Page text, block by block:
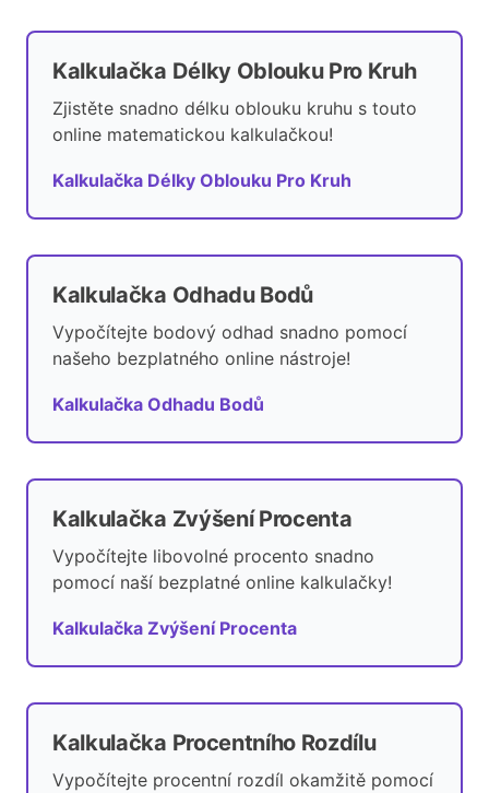
Kalkulačka Délky Oblouku Pro Kruh
Zjistěte snadno délku oblouku kruhu s touto
online matematickou kalkulačkou!
Kalkulačka Délky Oblouku Pro Kruh
Kalkulačka Odhadu Bodů
Vypočítejte bodový odhad snadno pomocí
našeho bezplatného online nástroje!
Kalkulačka Odhadu Bodů
Kalkulačka Zvýšení Procenta
Vypočítejte libovolné procento snadno
pomocí naší bezplatné online kalkulačky!
Kalkulačka Zvýšení Procenta
Kalkulačka Procentního Rozdílu
Vypočítejte procentní rozdíl okamžitě pomocí